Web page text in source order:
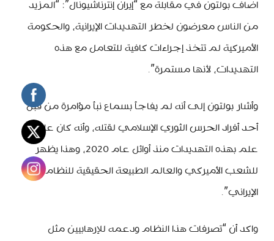
اضاف بولتون في مقابلة مع “إيران إنترناشيونال”: “المزيد
من الناس معرضون لخطر التهديدات الإيرانية، والحكومة
الأميركية لم تتخذ إجراءات كافية للتعامل مع هذه
التهديدات، لأنها مستمرة”.
وأشار بولتون إلى أنه لم يفاجأ بسماع نبأ مؤامرة من قبل
أحد أفراد الحرس الثوري الإسلامي لقتله، وأنه كان على
علم بهذه التهديدات منذ أوائل عام 2020، وهذا يظهر
للشعب الأميركي والعالم الطبيعة الحقيقية للنظام
الإيراني”.
واكد أن “تصرفات هذا النظام ودعمه للإرهابيين مثل